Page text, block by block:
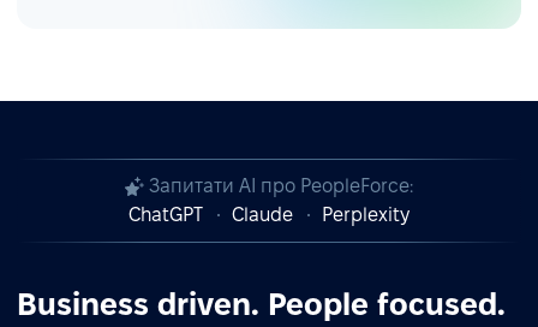
Запитати AI про PeopleForce:
ChatGPT
Claude Perplexity
Business driven. People focused.